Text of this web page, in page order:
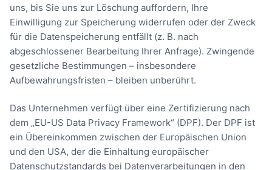
uns, bis Sie uns zur Löschung auffordern, Ihre
Einwilligung zur Speicherung widerrufen oder der Zweck
für die Datenspeicherung entfällt (z. B. nach
abgeschlossener Bearbeitung Ihrer Anfrage). Zwingende
gesetzliche Bestimmungen – insbesondere
Aufbewahrungsfristen – bleiben unberührt.
Das Unternehmen verfügt über eine Zertifizierung nach
dem „EU-US Data Privacy Framework“ (DPF). Der DPF ist
ein Übereinkommen zwischen der Europäischen Union
und den USA, der die Einhaltung europäischer
Datenschutzstandards bei Datenverarbeitungen in den